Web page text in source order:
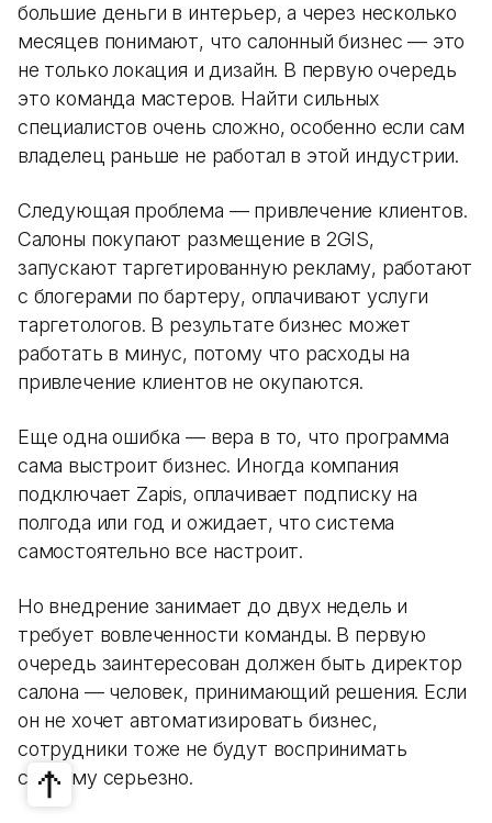
большие деньги в интерьер, а через несколько
месяцев понимают, что салонный бизнес — это
не только локация и дизайн. В первую очередь
это команда мастеров. Найти сильных
специалистов очень сложно, особенно если сам
владелец раньше не работал в этой индустрии.
Следующая проблема — привлечение клиентов.
Салоны покупают размещение в 2GIS,
запускают таргетированную рекламу, работают
с блогерами по бартеру, оплачивают услуги
таргетологов. В результате бизнес может
работать в минус, потому что расходы на
привлечение клиентов не окупаются.
Еще одна ошибка — вера в то, что программа
сама выстроит бизнес. Иногда компания
подключает Zapis, оплачивает подписку на
полгода или год и ожидает, что система
самостоятельно все настроит.
Но внедрение занимает до двух недель и
требует вовлеченности команды. В первую
очередь заинтересован должен быть директор
салона — человек, принимающий решения. Если
он не хочет автоматизировать бизнес,
сотрудники тоже не будут воспринимать
систему серьезно.